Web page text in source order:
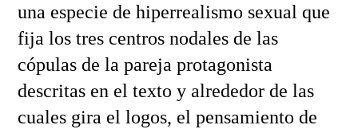
una especie de hiperrealismo sexual que
fija los tres centros nodales de las
cópulas de la pareja protagonista
descritas en el texto y alrededor de las
cuales gira el logos, el pensamiento de